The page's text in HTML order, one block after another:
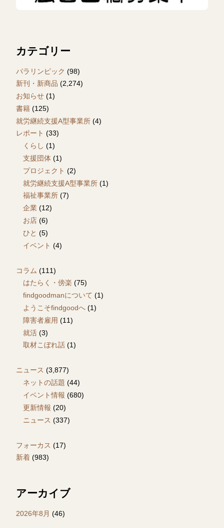
カテゴリー
パラリンピック (98)
新刊・新商品 (2,274)
お知らせ (1)
書籍 (125)
就労継続支援A型事業所 (4)
レポート (33)
くらし (1)
支援団体 (1)
プロジェクト (2)
就労継続支援A型事業所 (1)
福祉事業所 (7)
企業 (12)
お店 (6)
ひと (5)
イベント (4)
コラム (111)
はたらく・傍楽 (75)
findgoodmanについて (1)
ようこそfindgoodへ (1)
障害者雇用 (11)
就活 (3)
取材こぼれ話 (1)
ニュース (3,877)
ネットの話題 (44)
イベント情報 (680)
更新情報 (20)
ニュース (337)
フォーカス (17)
新着 (983)
アーカイブ
2026年8月 (46)